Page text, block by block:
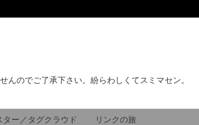
んのでご了承下さい。紛らわしくてスミマセン。
ター／タグクラウド リンクの旅